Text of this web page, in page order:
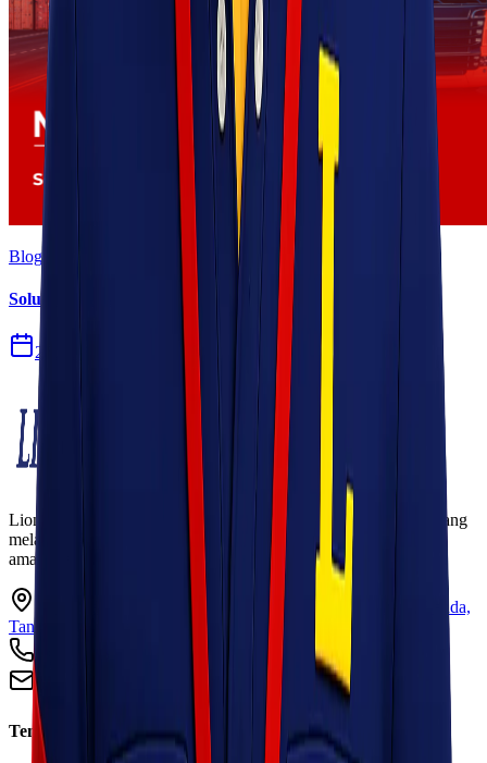
Blog
Solusi Logistik untuk Perusahaan Manufaktur
27 Jul 2026
Lionel Express adalah perusahaan jasa pengiriman terpercaya yang
melayani pengiriman barang ke seluruh Indonesia dengan cepat,
aman, dan harga kompetitif.
Ruko Garden Square Blok G No. 11-12 Jurumudi baru, Benda,
Tangerang, Banten 15124
+62 813 8838 8182
info@lionelexpress.com
Tentang Kami